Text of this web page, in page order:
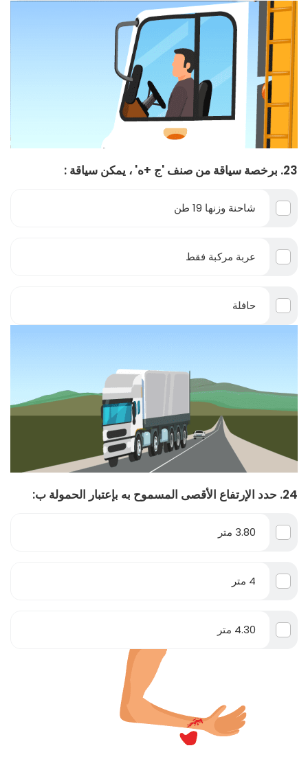
23. برخصة سياقة من صنف 'ج +ه' ، يمكن سياقة :
شاحنة وزنها 19 طن
عربة مركبة فقط
حافلة
24. حدد الإرتفاع الأقصى المسموح به بإعتبار الحمولة ب:
3.80 متر
4 متر
4.30 متر